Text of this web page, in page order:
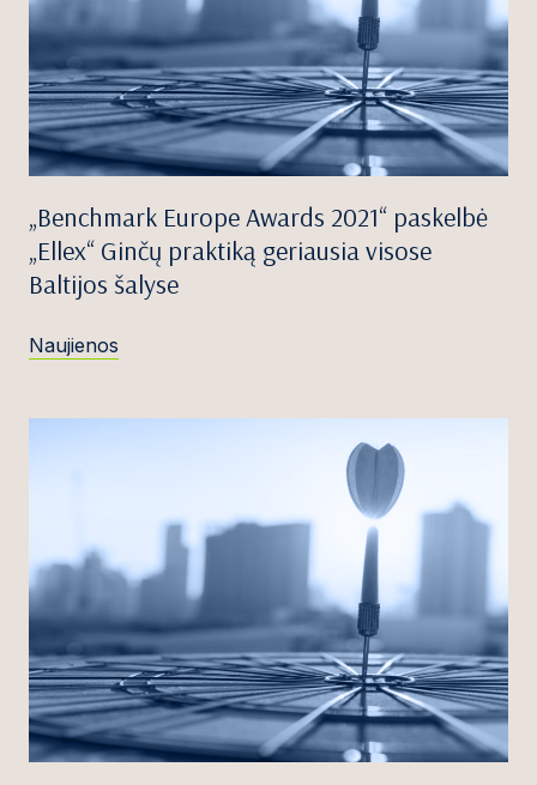
„Benchmark Europe Awards 2021“ paskelbė
„Ellex“ Ginčų praktiką geriausia visose
Baltijos šalyse
Naujienos